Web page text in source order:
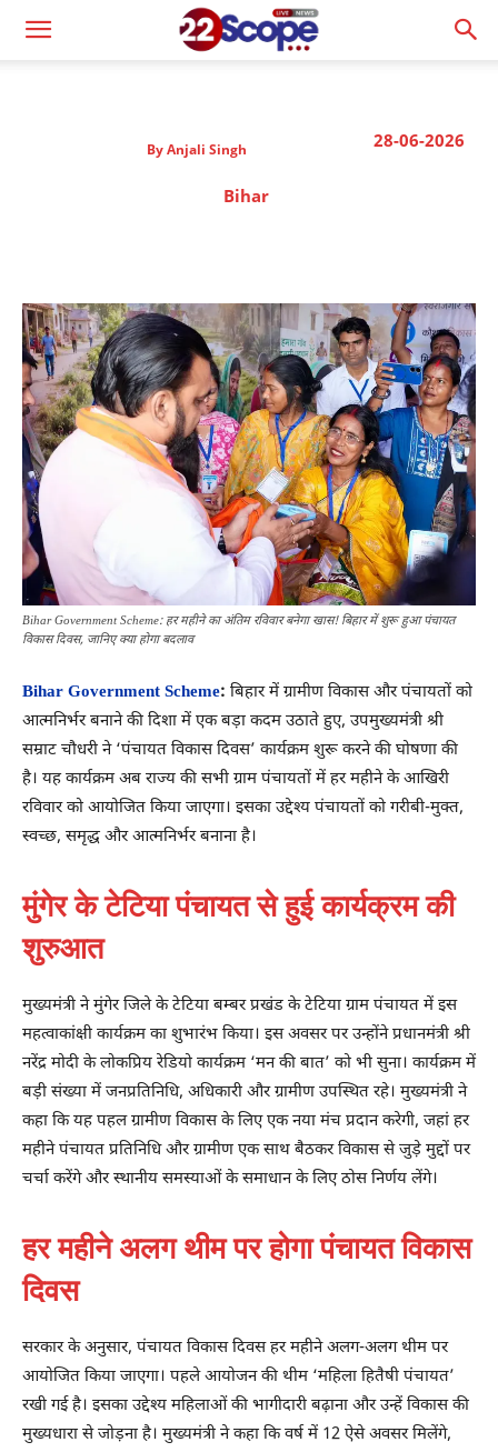
28-06-2026
By Anjali Singh
Bihar
Bihar Government Scheme: हर महीने का अंतिम रविवार बनेगा खास! बिहार में शुरू हुआ पंचायत
विकास दिवस, जानिए क्या होगा बदलाव
Bihar Government Scheme: बिहार में ग्रामीण विकास और पंचायतों को
आत्मनिर्भर बनाने की दिशा में एक बड़ा कदम उठाते हुए, उपमुख्यमंत्री श्री
सम्राट चौधरी ने ‘पंचायत विकास दिवस’ कार्यक्रम शुरू करने की घोषणा की
है। यह कार्यक्रम अब राज्य की सभी ग्राम पंचायतों में हर महीने के आखिरी
रविवार को आयोजित किया जाएगा। इसका उद्देश्य पंचायतों को गरीबी-मुक्त,
स्वच्छ, समृद्ध और आत्मनिर्भर बनाना है।
मुंगेर के टेटिया पंचायत से हुई कार्यक्रम की
शुरुआत
मुख्यमंत्री ने मुंगेर जिले के टेटिया बम्बर प्रखंड के टेटिया ग्राम पंचायत में इस
महत्वाकांक्षी कार्यक्रम का शुभारंभ किया। इस अवसर पर उन्होंने प्रधानमंत्री श्री
नरेंद्र मोदी के लोकप्रिय रेडियो कार्यक्रम ‘मन की बात’ को भी सुना। कार्यक्रम में
बड़ी संख्या में जनप्रतिनिधि, अधिकारी और ग्रामीण उपस्थित रहे। मुख्यमंत्री ने
कहा कि यह पहल ग्रामीण विकास के लिए एक नया मंच प्रदान करेगी, जहां हर
महीने पंचायत प्रतिनिधि और ग्रामीण एक साथ बैठकर विकास से जुड़े मुद्दों पर
चर्चा करेंगे और स्थानीय समस्याओं के समाधान के लिए ठोस निर्णय लेंगे।
हर महीने अलग थीम पर होगा पंचायत विकास
दिवस
सरकार के अनुसार, पंचायत विकास दिवस हर महीने अलग-अलग थीम पर
आयोजित किया जाएगा। पहले आयोजन की थीम ‘महिला हितैषी पंचायत’
रखी गई है। इसका उद्देश्य महिलाओं की भागीदारी बढ़ाना और उन्हें विकास की
मुख्यधारा से जोड़ना है। मुख्यमंत्री ने कहा कि वर्ष में 12 ऐसे अवसर मिलेंगे,